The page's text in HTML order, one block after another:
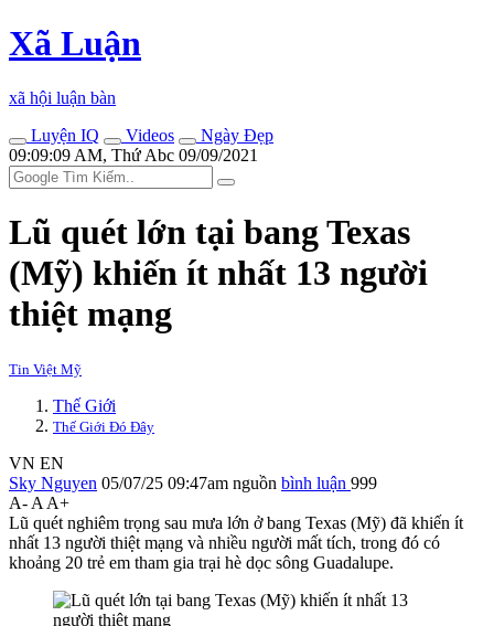
Xã Luận
xã hội luận bàn
Luyện IQ
Videos
Ngày Đẹp
09:09:09 AM, Thứ Abc 09/09/2021
Lũ quét lớn tại bang Texas
(Mỹ) khiến ít nhất 13 người
thiệt mạng
Tin Việt Mỹ
Thế Giới
Thế Giới Đó Đây
VN EN
Sky Nguyen 05/07/25 09:47am nguồn bình luận 999
A- A A+
Lũ quét nghiêm trọng sau mưa lớn ở bang Texas (Mỹ) đã khiến ít
nhất 13 người thiệt mạng và nhiều người mất tích, trong đó có
khoảng 20 trẻ em tham gia trại hè dọc sông Guadalupe.